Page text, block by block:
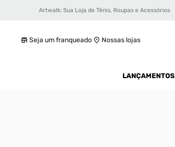
Artwalk: Sua Loja de Tênis, Roupas e Acessórios
Seja um franqueado Nossas lojas
LANÇAMENTOS
Jaqueta Nike Woven Masculina